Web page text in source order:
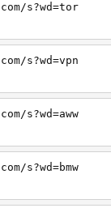
s?wd=tor
s?wd=vpn
s?wd=aww
s?wd=bmw